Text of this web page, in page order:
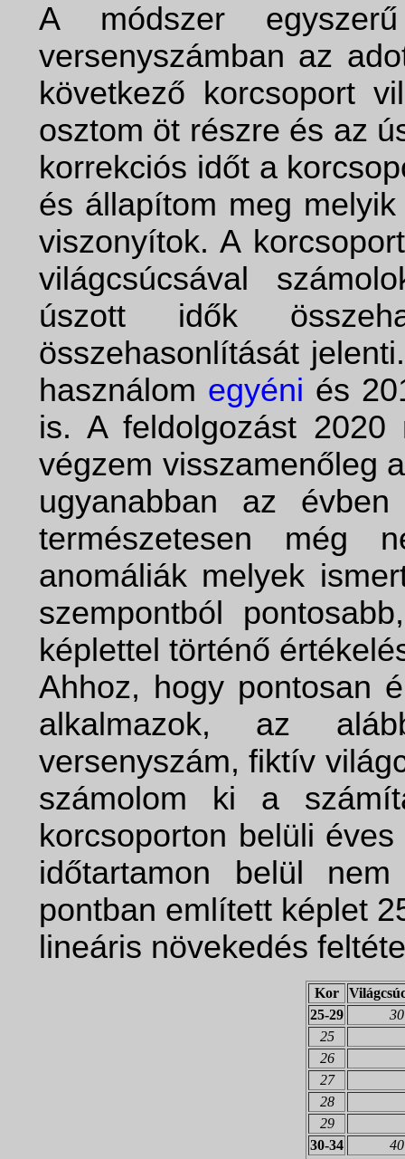
A módszer
versenyszámban az
következő korcsoport
osztom öt részre és az
korrekciós időt a
és állapítom meg
viszonyítok. A
világcsúcsával
úszott idők
összehasonlítását
használom egyéni és
is. A feldolgozást 2020
végzem visszamenőleg
ugyanabban az
természetesen még
anomáliák melyek
szempontból
képlettel történő
Ahhoz, hogy pontosan
alkalmazok, az
versenyszám, fiktív
számolom ki a
korcsoporton belüli
időtartamon belül
pontban említett képlet
lineáris növekedés
Kor
25-29
30
25
26
27
28
29
30-34
40